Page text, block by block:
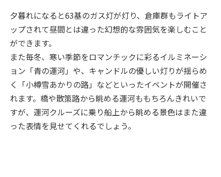
夕暮れになると63基のガス灯が灯り、倉庫群もライトア
ップされて昼間とは違った幻想的な雰囲気を楽しむこと
ができます。
また毎冬、寒い季節をロマンチックに彩るイルミネーシ
ョン「青の運河」や、キャンドルの優しい灯りが揺らめ
く「小樽雪あかりの路」などといったイベントが開催さ
れます。橋や散策路から眺める運河ももちろんきれいで
すが、運河クルーズに乗り船上から眺める景色はまた違
った表情を見せてくれるでしょう。